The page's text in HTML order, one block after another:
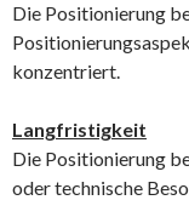
Die Positionierung
konzentriert.
Langfristigkeit
Die Positionierung
oder technische